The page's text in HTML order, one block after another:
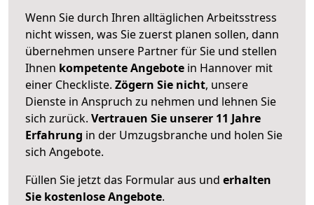
Wenn Sie durch Ihren alltäglichen Arbeitsstress
nicht wissen, was Sie zuerst planen sollen, dann
übernehmen unsere Partner für Sie und stellen
Ihnen kompetente Angebote in Hannover mit
einer Checkliste. Zögern Sie nicht, unsere
Dienste in Anspruch zu nehmen und lehnen Sie
sich zurück. Vertrauen Sie unserer 11 Jahre
Erfahrung in der Umzugsbranche und holen Sie
sich Angebote.
Füllen Sie jetzt das Formular aus und erhalten
Sie kostenlose Angebote.